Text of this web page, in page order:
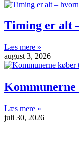
Timing er alt
Læs mere »
august 3, 2026
Læs mere »
juli 30, 2026